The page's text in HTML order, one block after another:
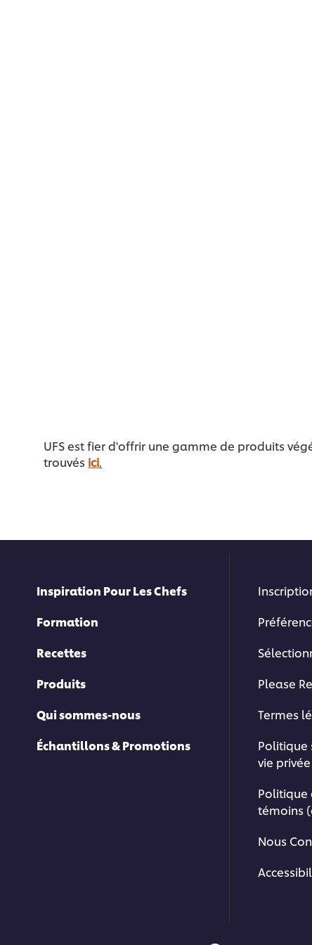
UFS est fier d'offrir une gamme de produits
trouvés ici.
Inspiration Pour Les Chefs
Formation
Recettes
Produits
Qui sommes-nous
Échantillons & Promotions
Please
Termes
Politique
vie privée
Politique
témoins
Nous